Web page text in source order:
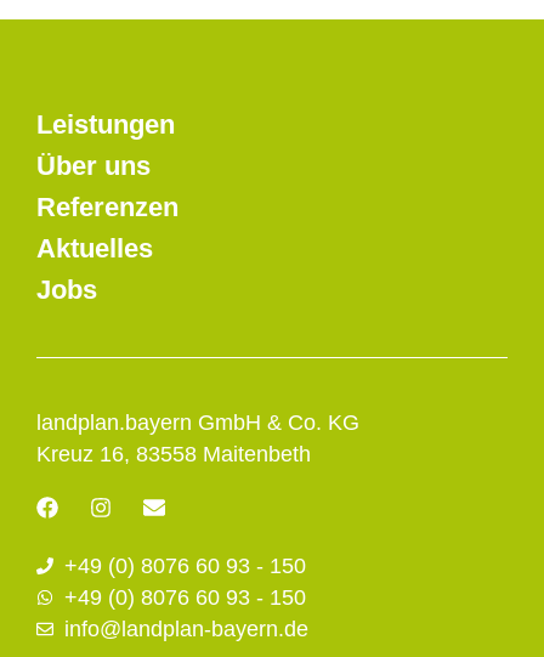
landplan.bayern GmbH & Co. KG
Kreuz 16, 83558 Maitenbeth
F
a
e
b
o
o
I
n
t
a
g
r
E
e
l
o
p
+49 (0) 8076 60 93 - 150
+49 (0) 8076 60 93 - 150
info@landplan-bayern.de
Leistungen
Über uns
Referenzen
Aktuelles
Jobs